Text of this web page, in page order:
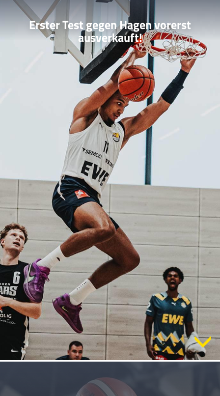
Erster Test gegen Hagen vorerst
ausverkauft!